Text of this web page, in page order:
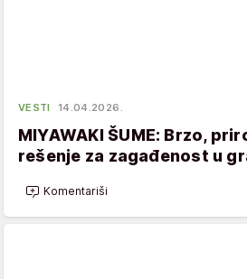
VESTI 14.04.2026.
MIYAWAKI ŠUME: Brzo,
rešenje za zagađenost u
Komentariši